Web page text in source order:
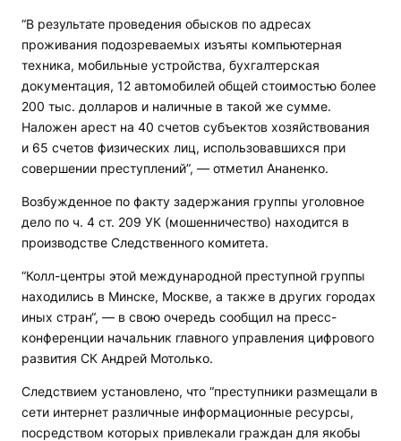
“В результате проведения обысков по адресах
проживания подозреваемых изъяты компьютерная
техника, мобильные устройства, бухгалтерская
документация, 12 автомобилей общей стоимостью более
200 тыс. долларов и наличные в такой же сумме.
Наложен арест на 40 счетов субъектов хозяйствования
и 65 счетов физических лиц, использовавшихся при
совершении преступлений”, — отметил Ананенко.
Возбужденное по факту задержания группы уголовное
дело по ч. 4 ст. 209 УК (мошенничество) находится в
производстве Следственного комитета.
“Колл-центры этой международной преступной группы
находились в Минске, Москве, а также в других городах
иных стран“, — в свою очередь сообщил на пресс-
конференции начальник главного управления цифрового
развития СК Андрей Мотолько.
Следствием установлено, что “преступники размещали в
сети интернет различные информационные ресурсы,
посредством которых привлекали граждан для якобы